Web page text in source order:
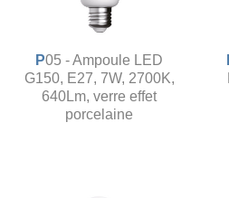
P05 - Ampoule LED
G150, E27, 7W, 2700K,
640Lm, verre effet
porcelaine